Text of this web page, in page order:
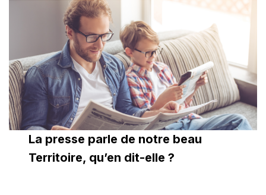
La presse parle de notre beau
Territoire, qu’en dit-elle ?